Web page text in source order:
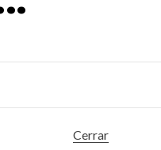
Cerrar